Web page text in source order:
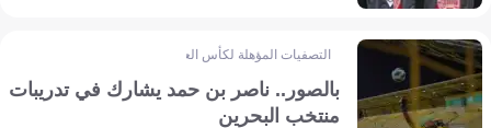
التصفيات المؤهلة لكأس العالم - آسيا
بالصور.. ناصر بن حمد يشارك في تدريبات
منتخب البحرين